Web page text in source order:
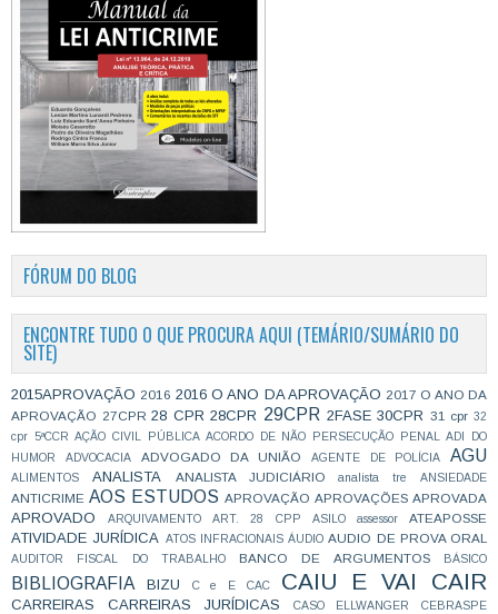
FÓRUM DO BLOG
ENCONTRE TUDO O QUE PROCURA AQUI (TEMÁRIO/SUMÁRIO DO
SITE)
2015APROVAÇÃO 2016 2016 O ANO DA APROVAÇÃO 2017 O ANO DA
APROVAÇÃO 27CPR 28 CPR 28CPR 29CPR 2FASE 30CPR 31 cpr 32
cpr
5ªCCR AÇÃO CIVIL PÚBLICA ACORDO DE NÃO PERSECUÇÃO PENAL
ADI DO
HUMOR
ADVOCACIA ADVOGADO DA UNIÃO AGENTE DE POLÍCIA AGU
ALIMENTOS ANALISTA ANALISTA JUDICIÁRIO analista tre ANSIEDADE
ANTICRIME AOS ESTUDOS APROVAÇÃO APROVAÇÕES APROVADA
APROVADO ARQUIVAMENTO ART. 28 CPP ASILO assessor ATEAPOSSE
ATIVIDADE JURÍDICA ATOS INFRACIONAIS ÁUDIO AUDIO DE PROVA ORAL
AUDITOR FISCAL DO TRABALHO BANCO DE ARGUMENTOS BÁSICO
BIBLIOGRAFIA BIZU C e E CAC CAIU E VAI CAIR
CARREIRAS CARREIRAS JURÍDICAS CASO ELLWANGER CEBRASPE